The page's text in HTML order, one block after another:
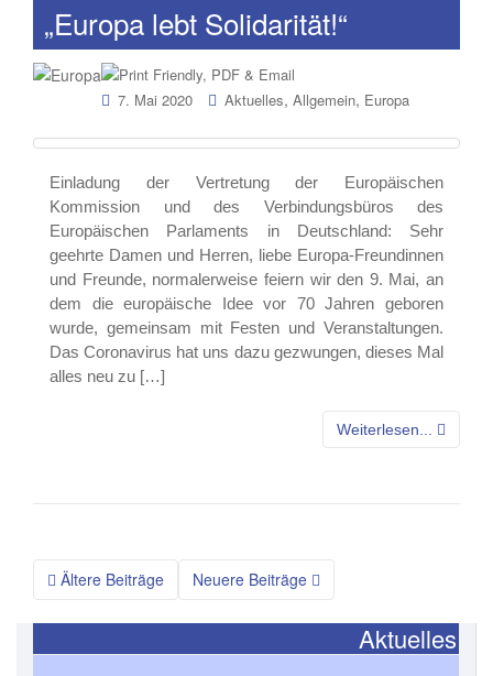
„Europa lebt Solidarität!“
7. Mai 2020 Aktuelles, Allgemein, Europa
Einladung der Vertretung der Europäischen
Kommission und des Verbindungsbüros des
Europäischen Parlaments in Deutschland: Sehr
geehrte Damen und Herren, liebe Europa-Freundinnen
und Freunde, normalerweise feiern wir den 9. Mai, an
dem die europäische Idee vor 70 Jahren geboren
wurde, gemeinsam mit Festen und Veranstaltungen.
Das Coronavirus hat uns dazu gezwungen, dieses Mal
alles neu zu […]
Weiterlesen...
Beitragsnavigation
Ältere Beiträge Neuere Beiträge
Aktuelles